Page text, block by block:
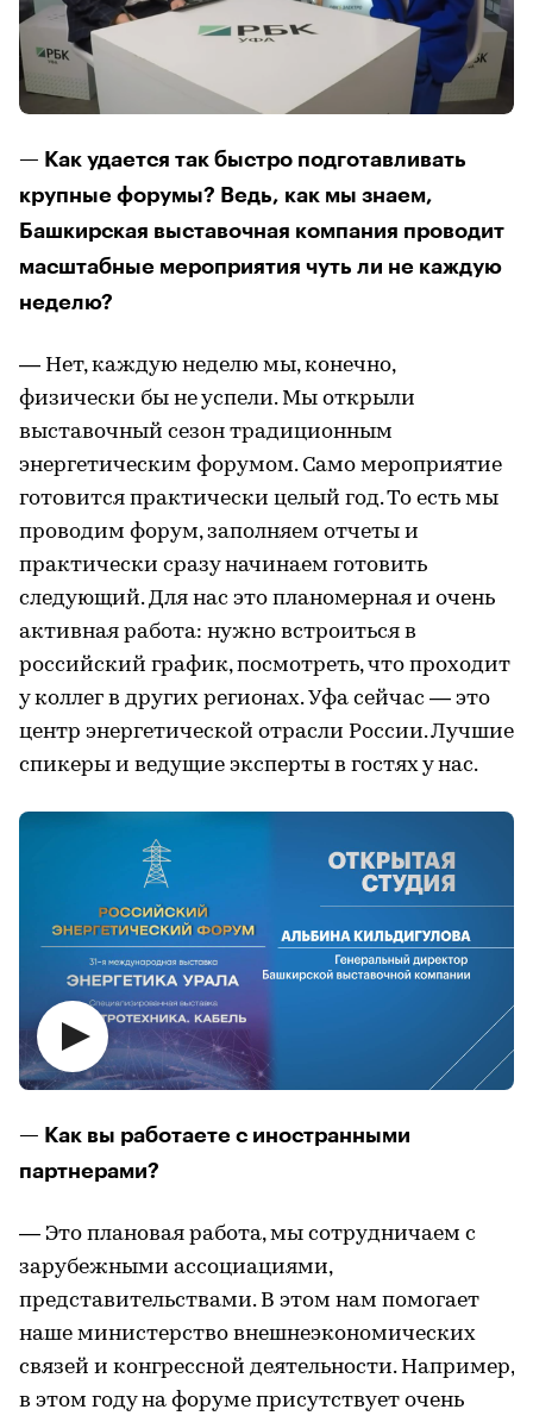
— Как удается так быстро подготавливать
крупные форумы? Ведь, как мы знаем,
Башкирская выставочная компания проводит
масштабные мероприятия чуть ли не каждую
неделю?
— Нет, каждую неделю мы, конечно,
физически бы не успели. Мы открыли
выставочный сезон традиционным
энергетическим форумом. Само мероприятие
готовится практически целый год. То есть мы
проводим форум, заполняем отчеты и
практически сразу начинаем готовить
следующий. Для нас это планомерная и очень
активная работа: нужно встроиться в
российский график, посмотреть, что проходит
у коллег в других регионах. Уфа сейчас — это
центр энергетической отрасли России. Лучшие
спикеры и ведущие эксперты в гостях у нас.
— Как вы работаете с иностранными
партнерами?
— Это плановая работа, мы сотрудничаем с
зарубежными ассоциациями,
представительствами. В этом нам помогает
наше министерство внешнеэкономических
связей и конгрессной деятельности. Например,
в этом году на форуме присутствует очень